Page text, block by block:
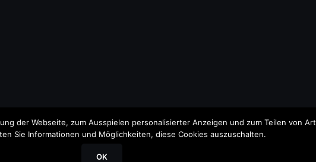
der Webseite, zum Ausspielen personalisierter Anzeigen und zum Teilen von
Sie Informationen und Möglichkeiten, diese Cookies auszuschalten.
OK